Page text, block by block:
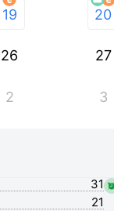
19 20
26 27
2 3
31
21